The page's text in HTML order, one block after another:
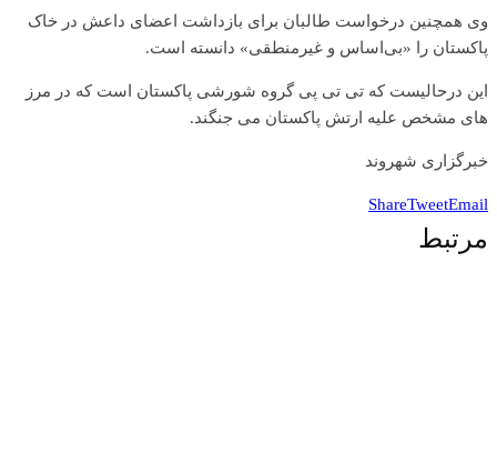
وی همچنین درخواست طالبان برای بازداشت اعضای داعش در خاک
پاکستان را «بی‌اساس و غیرمنطقی» دانسته است.
این درحالیست که تی تی پی گروه شورشی پاکستان است که در مرز
های مشخص علیه ارتش پاکستان می جنگند.
خبرگزاری شهروند
ShareTweetEmail
مرتبط